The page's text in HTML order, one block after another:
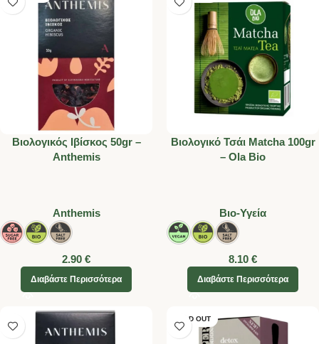
Βιολογικός Ιβίσκος 50gr –
Anthemis
Anthemis
2.90 €
Διαβάστε Περισσότερα
Βιολογικό Τσάι Matcha 100gr
– Ola Bio
Βιο-Υγεία
8.10 €
Διαβάστε Περισσότερα
SOLD OUT